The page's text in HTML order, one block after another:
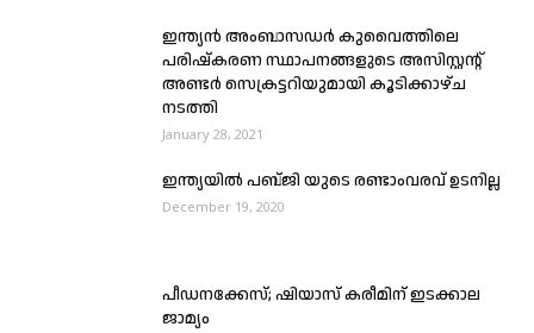
ഇന്ത്യൻ അംബാസഡർ കുവൈത്തിലെ
പരിഷ്കരണ സ്ഥാപനങ്ങളുടെ അസിസ്റ്റന്റ്
അണ്ടർ സെക്രട്ടറിയുമായി കൂടിക്കാഴ്ച
നടത്തി
January 28, 2021
ഇന്ത്യയിൽ പബ്ജി യുടെ രണ്ടാംവരവ് ഉടനില്ല
December 19, 2020
പീഡനക്കേസ്; ഷിയാസ് കരീമിന് ഇടക്കാല
ജാമ്യം